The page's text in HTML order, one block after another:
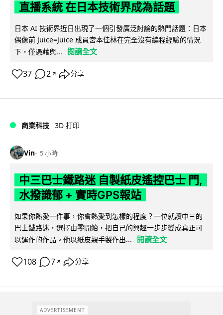
直播系統 在日本技術界成為話題
日本 AI 技術界近日出現了一個引發廣泛討論的熱門話題：日本
偶像前 Juice=Juice 成員宮本佳林在完全沒有編程經驗的情況
下，僅憑藉與...
閱讀全文
37 2 ↗ 分享
商業科技 3D 打印
Vin 5 小時
中三巴士鐵路迷 自製紙皮遙控巴士 門,
水撥識郁 + 實時GPS報站
如果你熱愛一件事，你會熱愛到怎樣的程度？一位就讀中三的
巴士鐵路迷，選擇由零開始，把自己的興趣一步步變成真正可
以運作的作品。他以紙皮親手製作出...
閱讀全文
108 7 ↗ 分享
ADVERTISEMENT